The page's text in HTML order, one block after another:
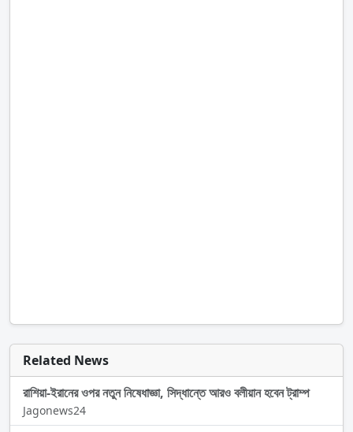
Related News
রাশিয়া-ইরানের ওপর নতুন নিষেধাজ্ঞা, সিদ্ধান্তে আরও বলীয়ান হবেন ট্রাম্প
Jagonews24